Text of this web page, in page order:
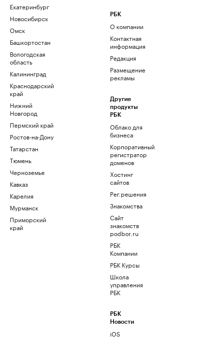
Екатеринбург
Новосибирск
Омск
Башкортостан
Вологодская
область
Калининград
Краснодарский
край
Нижний
Новгород
Пермский край
Ростов-на-Дону
Татарстан
Тюмень
Черноземье
Кавказ
Карелия
Мурманск
Приморский
край
РБК
О компании
Контактная
информация
Редакция
Размещение
рекламы
Другие
продукты
РБК
Облако для
бизнеса
Корпоративный
регистратор
доменов
Хостинг
сайтов
Рег.решения
Знакомства
Сайт
знакомств
podbor.ru
РБК
Компании
РБК Курсы
Школа
управления
РБК
РБК
Новости
iOS